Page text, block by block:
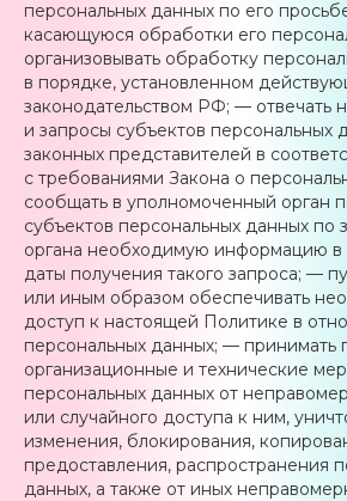
персональных данных по его
касающуюся обработки его
организовывать обработку
в порядке, установленном
законодательством РФ; — отвечать
и запросы субъектов персональных
законных представителей в
с требованиями Закона о
сообщать в уполномоченный орган
субъектов персональных данных по
органа необходимую информацию в
даты получения такого запроса; —
или иным образом обеспечивать
доступ к настоящей Политике в
персональных данных; — принимать
организационные и технические
персональных данных от
или случайного доступа к ним,
изменения, блокирования,
предоставления, распространения
данных, а также от иных